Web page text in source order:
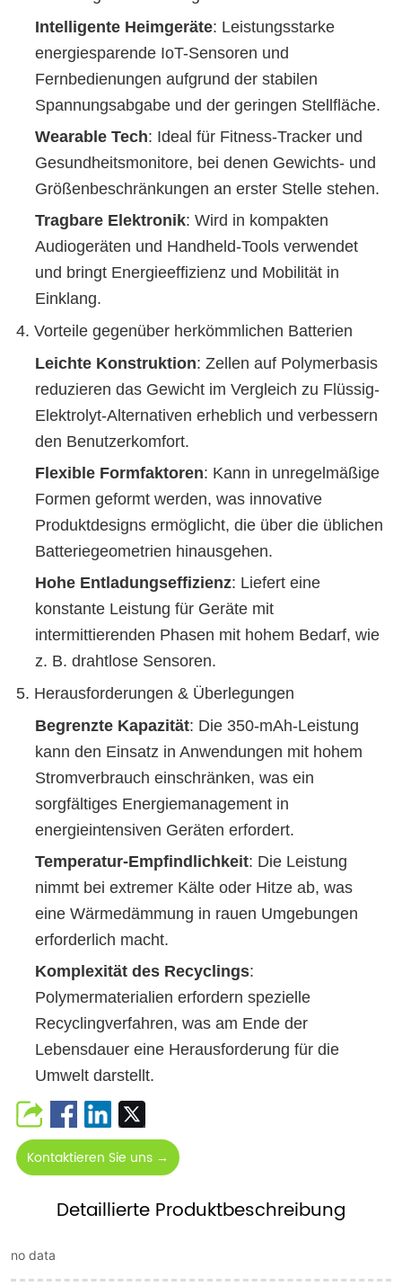
Intelligente Heimgeräte: Leistungsstarke
energiesparende IoT-Sensoren und
Fernbedienungen aufgrund der stabilen
Spannungsabgabe und der geringen Stellfläche.
Wearable Tech: Ideal für Fitness-Tracker und
Gesundheitsmonitore, bei denen Gewichts- und
Größenbeschränkungen an erster Stelle stehen.
Tragbare Elektronik: Wird in kompakten
Audiogeräten und Handheld-Tools verwendet
und bringt Energieeffizienz und Mobilität in
Einklang.
4. Vorteile gegenüber herkömmlichen Batterien
Leichte Konstruktion: Zellen auf Polymerbasis
reduzieren das Gewicht im Vergleich zu Flüssig-
Elektrolyt-Alternativen erheblich und verbessern
den Benutzerkomfort.
Flexible Formfaktoren: Kann in unregelmäßige
Formen geformt werden, was innovative
Produktdesigns ermöglicht, die über die üblichen
Batteriegeometrien hinausgehen.
Hohe Entladungseffizienz: Liefert eine
konstante Leistung für Geräte mit
intermittierenden Phasen mit hohem Bedarf, wie
z. B. drahtlose Sensoren.
5. Herausforderungen & Überlegungen
Begrenzte Kapazität: Die 350-mAh-Leistung
kann den Einsatz in Anwendungen mit hohem
Stromverbrauch einschränken, was ein
sorgfältiges Energiemanagement in
energieintensiven Geräten erfordert.
Temperatur-Empfindlichkeit: Die Leistung
nimmt bei extremer Kälte oder Hitze ab, was
eine Wärmedämmung in rauen Umgebungen
erforderlich macht.
Komplexität des Recyclings:
Polymermaterialien erfordern spezielle
Recyclingverfahren, was am Ende der
Lebensdauer eine Herausforderung für die
Umwelt darstellt.
Kontaktieren Sie uns →
Detaillierte Produktbeschreibung
no data